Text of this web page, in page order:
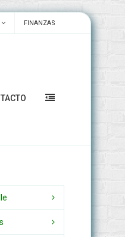
FINANZAS